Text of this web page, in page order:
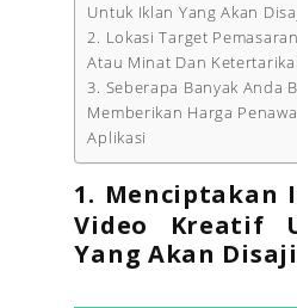
Untuk Iklan Yang Akan
2. Lokasi Target
Atau Minat Dan
3. Seberapa Banyak Anda
Memberikan Harga
Aplikasi
1. Menciptakan
Video Kreatif
Yang Akan